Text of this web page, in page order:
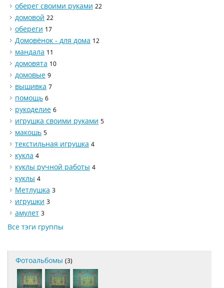
оберег своими руками 22
домовой 22
обереги 17
Домовёнок - для дома 12
мандала 11
домовята 10
домовые 9
вышивка 7
помощь 6
рукоделие 6
игрушка своими руками 5
макошь 5
текстильная игрушка 4
кукла 4
куклы ручной работы 4
куклы 4
Метлушка 3
игрушки 3
амулет 3
Все тэги группы
Фотоальбомы (3)